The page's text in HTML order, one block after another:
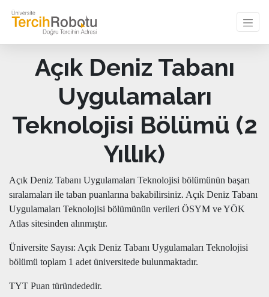
Açık Deniz Tabanı
Uygulamaları
Teknolojisi Bölümü (2
Yıllık)
Açık Deniz Tabanı Uygulamaları Teknolojisi bölümünün başarı
sıralamaları ile taban puanlarına bakabilirsiniz. Açık Deniz Tabanı
Uygulamaları Teknolojisi bölümünün verileri ÖSYM ve YÖK
Atlas sitesinden alınmıştır.
Üniversite Sayısı: Açık Deniz Tabanı Uygulamaları Teknolojisi
bölümü toplam 1 adet üniversitede bulunmaktadır.
TYT Puan türündededir.